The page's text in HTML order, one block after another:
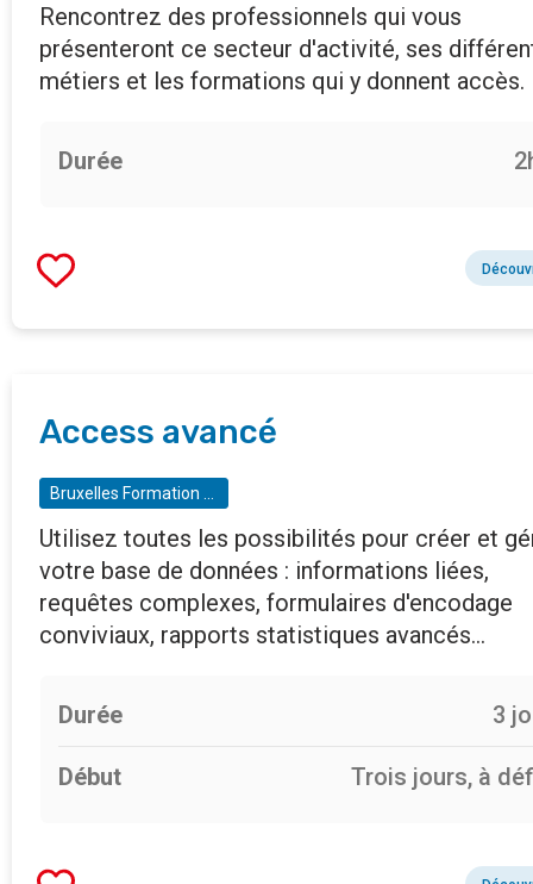
Rencontrez des professionnels qui vous
présenteront ce secteur d'activité, ses
métiers et les formations qui y donnent accès.
Durée
Access avancé
Utilisez toutes les possibilités pour créer et
votre base de données : informations liées,
requêtes complexes, formulaires d'encodage
conviviaux, rapports statistiques avancés…
Durée 3
Début Trois jours, à